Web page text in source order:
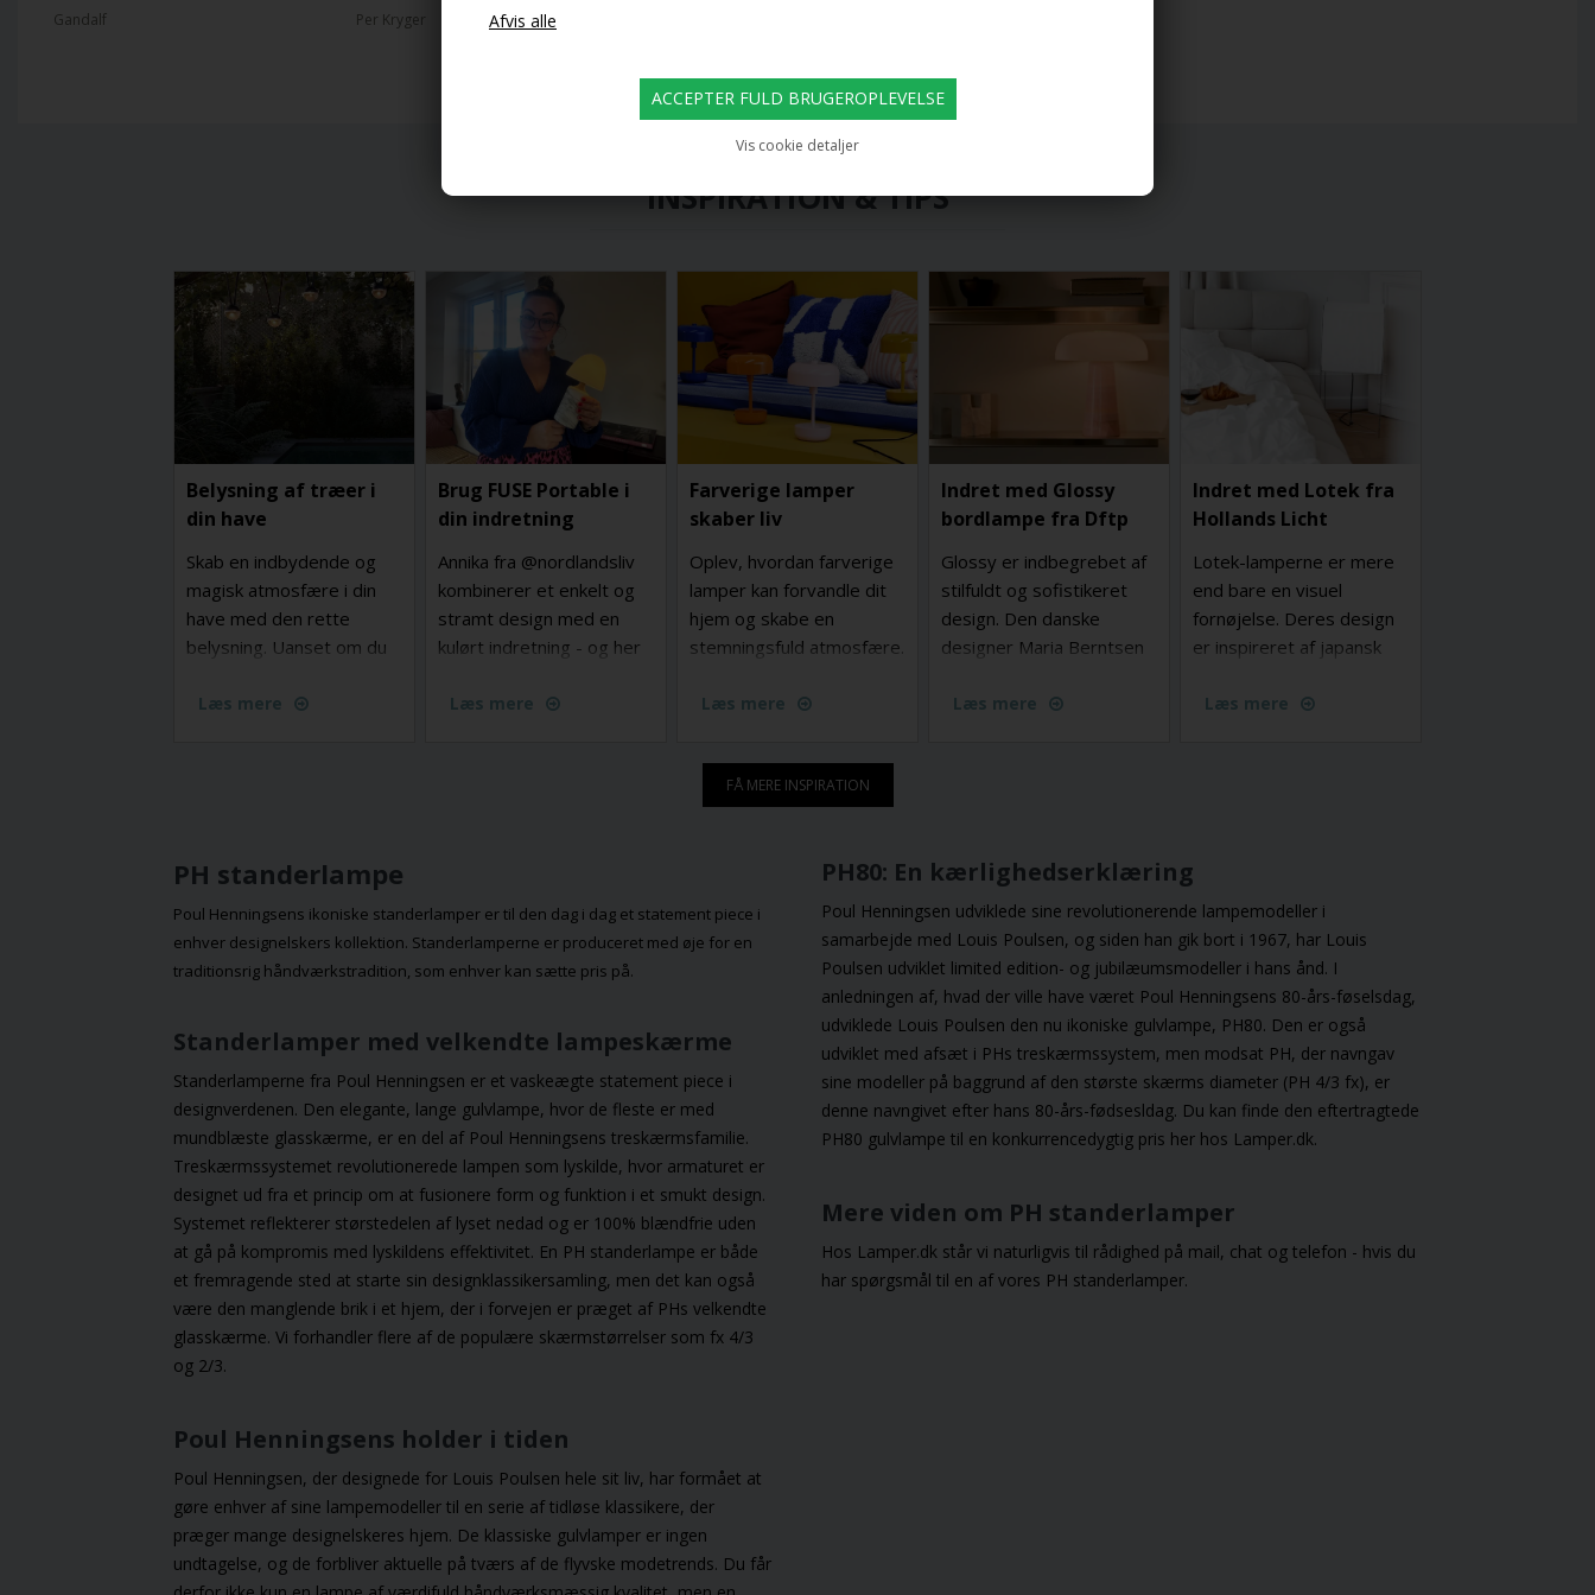
Vis cookie detaljer
Gandalf Per Kryger
INSPIRATION & TIPS
Belysning af træer i
din have
Skab en indbydende og
magisk atmosfære i din
have med den rette
belysning. Uanset om du
og stier eller skabe
hvordan du vælger den
perfekte belysning, der
både giver funktionalitet
og skaber en smuk,
hyggelig stemning, så du
året rundt, selv når
vintermørket falder på.
Læs mere
Brug FUSE Portable i
din indretning
Annika fra @nordlandsliv
kombinerer et enkelt og
stramt design med en
kulørt indretning - og her
Made by Hand flyttet ind.
Læs mere
Farverige lamper
skaber liv
Oplev, hvordan farverige
lamper kan forvandle dit
hjem og skabe en
stemningsfuld atmosfære.
livlige nuancer kan du
på din indretning og gøre
belysningen til en central
perfekte farverige lampe,
der passer til dine rum og
din smag!
Læs mere
Indret med Glossy
bordlampe fra Dftp
Glossy er indbegrebet af
stilfuldt og sofistikeret
design. Den danske
designer Maria Berntsen
people skabt en moderne
minimalisme og tidløs
elegance. Lampen
kombinerer eksklusive
materialer som pink jade,
marmor, messing og
opalhvidt glas, hvilket
giver et raffineret og
harmonisk udtryk.
Læs mere
Indret med Lotek fra
Hollands Licht
Lotek-lamperne er mere
end bare en visuel
fornøjelse. Deres design
er inspireret af japansk
funktionalitet, hvilket
opfylde flere behov i din
indretning. Som Lotek, der
med sit minimalistiske og
sofistikerede udtryk -
udover at være en lampe
med et behageligt lys, på
samme tid skaber et
blikfang og bliver en
skulpturel genstand i din
indretning.
Læs mere
FÅ MERE INSPIRATION
PH standerlampe
Poul Henningsens ikoniske standerlamper er til den dag i dag et statement piece i
enhver designelskers kollektion. Standerlamperne er produceret med øje for en
traditionsrig håndværkstradition, som enhver kan sætte pris på.
Standerlamper med velkendte lampeskærme
Standerlamperne fra Poul Henningsen er et vaskeægte statement piece i
designverdenen. Den elegante, lange gulvlampe, hvor de fleste er med
mundblæste glasskærme, er en del af Poul Henningsens treskærmsfamilie.
Treskærmssystemet revolutionerede lampen som lyskilde, hvor armaturet er
designet ud fra et princip om at fusionere form og funktion i et smukt design.
Systemet reflekterer størstedelen af lyset nedad og er 100% blændfrie uden
at gå på kompromis med lyskildens effektivitet. En PH standerlampe er både
et fremragende sted at starte sin designklassikersamling, men det kan også
være den manglende brik i et hjem, der i forvejen er præget af PHs velkendte
glasskærme. Vi forhandler flere af de populære skærmstørrelser som fx 4/3
og 2/3.
Poul Henningsens holder i tiden
Poul Henningsen, der designede for Louis Poulsen hele sit liv, har formået at
gøre enhver af sine lampemodeller til en serie af tidløse klassikere, der
præger mange designelskeres hjem. De klassiske gulvlamper er ingen
undtagelse, og de forbliver aktuelle på tværs af de flyvske modetrends. Du får
PH80: En kærlighedserklæring
Poul Henningsen udviklede sine revolutionerende lampemodeller i
samarbejde med Louis Poulsen, og siden han gik bort i 1967, har Louis
Poulsen udviklet limited edition- og jubilæumsmodeller i hans ånd. I
anledningen af, hvad der ville have været Poul Henningsens 80-års-føselsdag,
udviklede Louis Poulsen den nu ikoniske gulvlampe, PH80. Den er også
udviklet med afsæt i PHs treskærmssystem, men modsat PH, der navngav
sine modeller på baggrund af den største skærms diameter (PH 4/3 fx), er
denne navngivet efter hans 80-års-fødsesldag. Du kan finde den eftertragtede
PH80 gulvlampe til en konkurrencedygtig pris her hos Lamper.dk.
Mere viden om PH standerlamper
Hos Lamper.dk står vi naturligvis til rådighed på mail, chat og telefon - hvis du
har spørgsmål til en af vores PH standerlamper.